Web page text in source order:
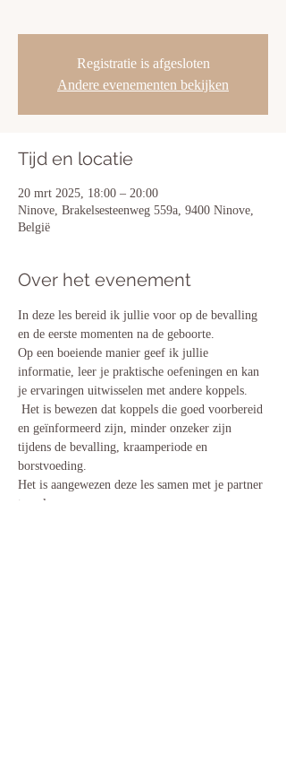
Registratie is afgesloten
Andere evenementen bekijken
Tijd en locatie
20 mrt 2025, 18:00 – 20:00
Ninove, Brakelsesteenweg 559a, 9400 Ninove,
België
Over het evenement
In deze les bereid ik jullie voor op de bevalling
en de eerste momenten na de geboorte.
Op een boeiende manier geef ik jullie
informatie, leer je praktische oefeningen en kan
je ervaringen uitwisselen met andere koppels.
Het is bewezen dat koppels die goed voorbereid
en geïnformeerd zijn, minder onzeker zijn
tijdens de bevalling, kraamperiode en
borstvoeding.
Het is aangewezen deze les samen met je partner
te volgen.